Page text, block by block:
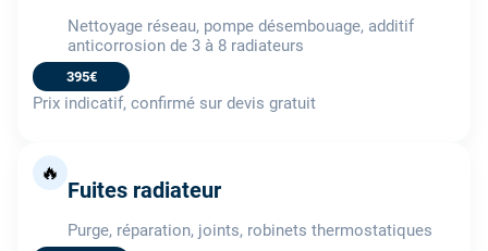
Nettoyage réseau, pompe désembouage, additif
anticorrosion de 3 à 8 radiateurs
395€
Prix indicatif, confirmé sur devis gratuit
🔥
Fuites radiateur
Purge, réparation, joints, robinets thermostatiques